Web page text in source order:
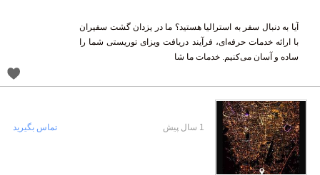
آیا به دنبال سفر به استرالیا هستید؟ ما در یزدان گشت سفیران
با ارائه خدمات حرفه‌ای، فرآیند دریافت ویزای توریستی شما را
ساده و آسان می‌کنیم. خدمات ما شا
1 سال پیش تماس بگیرید